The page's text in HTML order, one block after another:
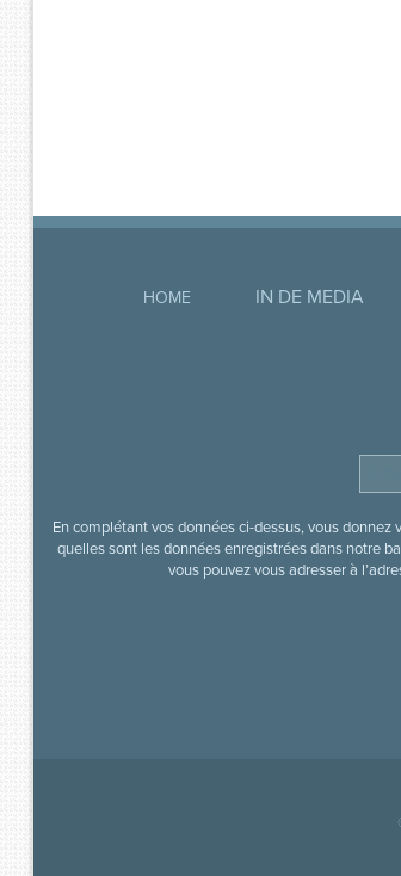
HOME IN DE MEDIA
En complétant vos données ci-dessus, vous
quelles sont les données enregistrées dans notre
vous pouvez vous adresser à